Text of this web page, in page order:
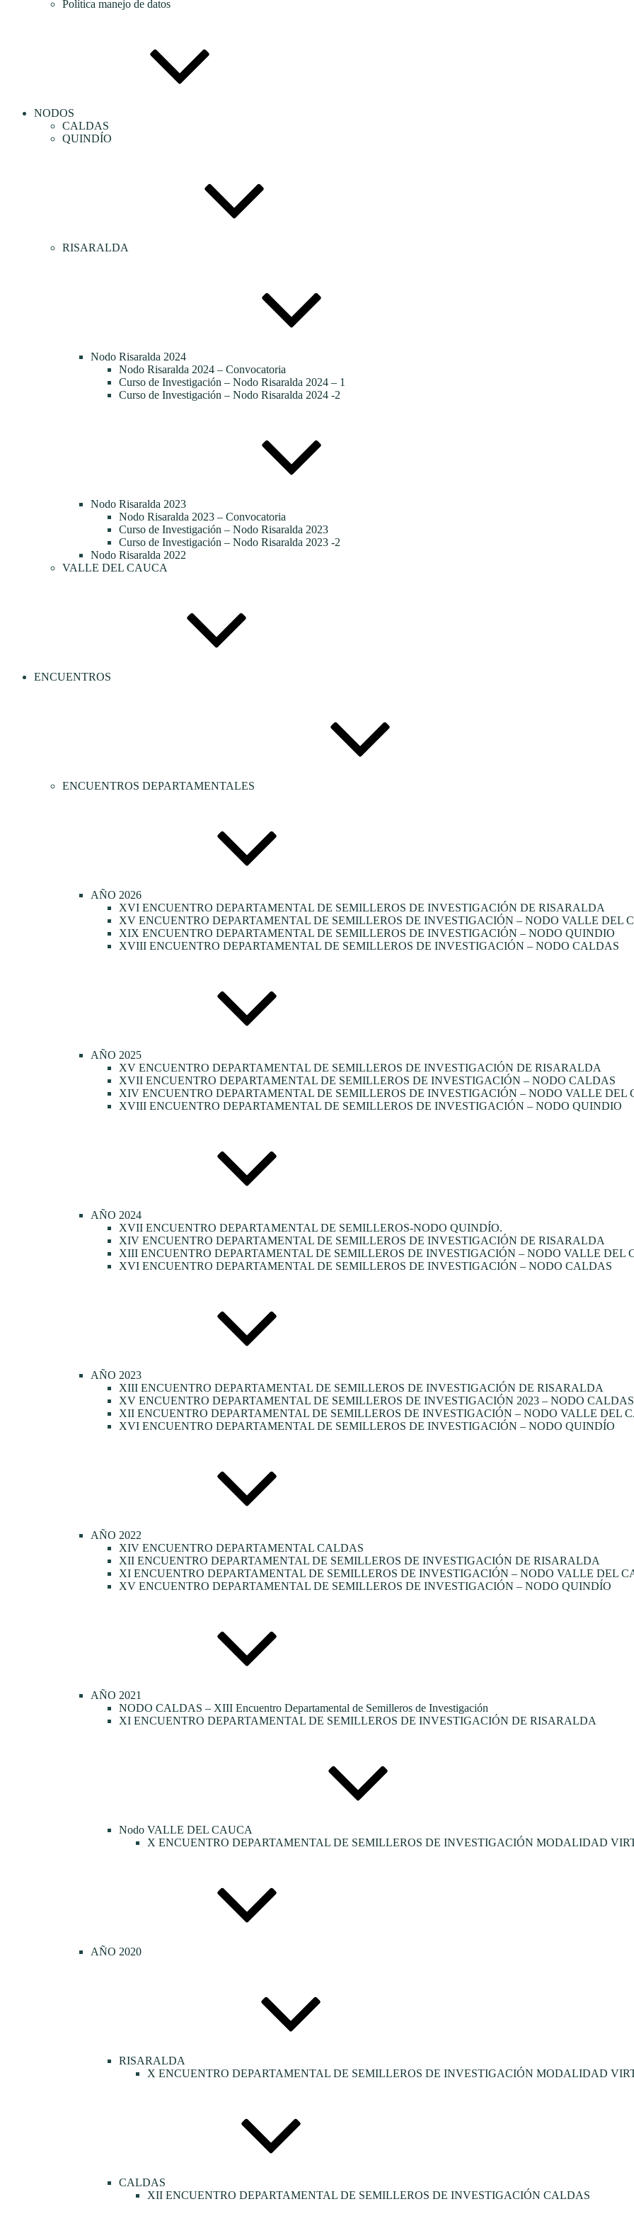
Política manejo de datos
NODOS
CALDAS
QUINDÍO
RISARALDA
Nodo Risaralda 2024
Nodo Risaralda 2024 – Convocatoria
Curso de Investigación – Nodo Risaralda 2024 – 1
Curso de Investigación – Nodo Risaralda 2024 -2
Nodo Risaralda 2023
Nodo Risaralda 2023 – Convocatoria
Curso de Investigación – Nodo Risaralda 2023
Curso de Investigación – Nodo Risaralda 2023 -2
Nodo Risaralda 2022
VALLE DEL CAUCA
ENCUENTROS
ENCUENTROS DEPARTAMENTALES
AÑO 2026
XVI ENCUENTRO DEPARTAMENTAL DE SEMILLEROS DE INVESTIGACIÓN DE RISARALDA
XV ENCUENTRO DEPARTAMENTAL DE SEMILLEROS DE INVESTIGACIÓN – NODO VALLE DEL
XIX ENCUENTRO DEPARTAMENTAL DE SEMILLEROS DE INVESTIGACIÓN – NODO QUINDIO
XVIII ENCUENTRO DEPARTAMENTAL DE SEMILLEROS DE INVESTIGACIÓN – NODO CALDAS
AÑO 2025
XV ENCUENTRO DEPARTAMENTAL DE SEMILLEROS DE INVESTIGACIÓN DE RISARALDA
XVII ENCUENTRO DEPARTAMENTAL DE SEMILLEROS DE INVESTIGACIÓN – NODO CALDAS
XIV ENCUENTRO DEPARTAMENTAL DE SEMILLEROS DE INVESTIGACIÓN – NODO VALLE DEL
XVIII ENCUENTRO DEPARTAMENTAL DE SEMILLEROS DE INVESTIGACIÓN – NODO QUINDIO
AÑO 2024
XVII ENCUENTRO DEPARTAMENTAL DE SEMILLEROS-NODO QUINDÍO.
XIV ENCUENTRO DEPARTAMENTAL DE SEMILLEROS DE INVESTIGACIÓN DE RISARALDA
XIII ENCUENTRO DEPARTAMENTAL DE SEMILLEROS DE INVESTIGACIÓN – NODO VALLE DEL
XVI ENCUENTRO DEPARTAMENTAL DE SEMILLEROS DE INVESTIGACIÓN – NODO CALDAS
AÑO 2023
XIII ENCUENTRO DEPARTAMENTAL DE SEMILLEROS DE INVESTIGACIÓN DE RISARALDA
XV ENCUENTRO DEPARTAMENTAL DE SEMILLEROS DE INVESTIGACIÓN 2023 – NODO CALDAS
XII ENCUENTRO DEPARTAMENTAL DE SEMILLEROS DE INVESTIGACIÓN – NODO VALLE DEL
XVI ENCUENTRO DEPARTAMENTAL DE SEMILLEROS DE INVESTIGACIÓN – NODO QUINDÍO
AÑO 2022
XIV ENCUENTRO DEPARTAMENTAL CALDAS
XII ENCUENTRO DEPARTAMENTAL DE SEMILLEROS DE INVESTIGACIÓN DE RISARALDA
XI ENCUENTRO DEPARTAMENTAL DE SEMILLEROS DE INVESTIGACIÓN – NODO VALLE DEL
XV ENCUENTRO DEPARTAMENTAL DE SEMILLEROS DE INVESTIGACIÓN – NODO QUINDÍO
AÑO 2021
NODO CALDAS – XIII Encuentro Departamental de Semilleros de Investigación
XI ENCUENTRO DEPARTAMENTAL DE SEMILLEROS DE INVESTIGACIÓN DE RISARALDA
Nodo VALLE DEL CAUCA
X ENCUENTRO DEPARTAMENTAL DE SEMILLEROS DE INVESTIGACIÓN MODALIDAD
AÑO 2020
RISARALDA
X ENCUENTRO DEPARTAMENTAL DE SEMILLEROS DE INVESTIGACIÓN MODALIDAD
CALDAS
XII ENCUENTRO DEPARTAMENTAL DE SEMILLEROS DE INVESTIGACIÓN CALDAS